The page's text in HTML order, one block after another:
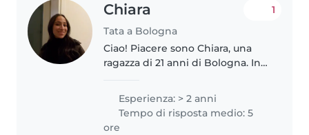
Chiara
Tata a Bologna
1
Ciao! Piacere sono Chiara, una
ragazza di 21 anni di Bologna. In
psicologia a padova. In generale
sono una persona molto solare,
tranquilla, innamorata..
Esperienza: > 2 anni
Tempo di risposta medio: 5
ore